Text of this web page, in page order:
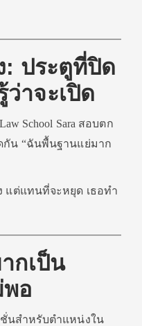
: ประตูที่ปิด
าจะเปิด
School Sara สอบตก
กัน “ฉันพื้นฐานแย่มาก
แต่แทนที่จะหยุด เธอทำ
กเป็น
อ
ชั่นสำหรับตำแหน่งใน